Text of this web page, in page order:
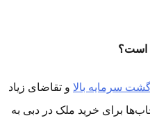
است؟
سرمایه بالاو تقاضای زیاد
برای خرید ملک در دبی به